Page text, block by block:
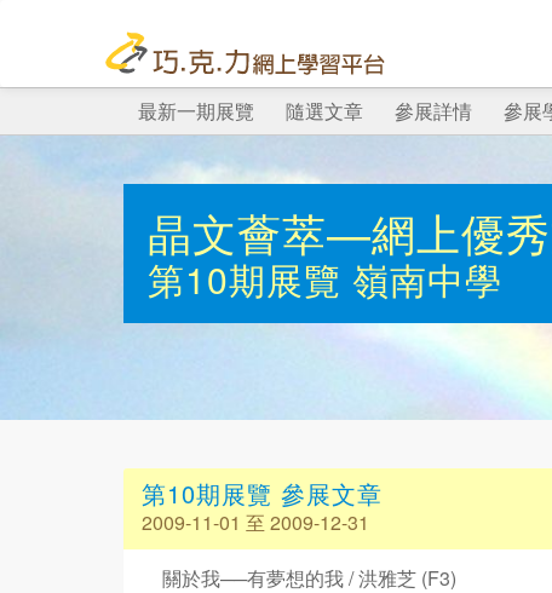
最新一期展覽 隨選文章 參展詳情 參展
晶文薈萃—網上優
第10期展覽 嶺南中學
第10期展覽 參展文章
2009-11-01 至 2009-12-31
關於我──有夢想的我 / 洪雅芝 (F3)